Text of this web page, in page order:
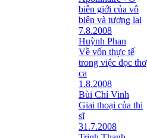
biên giới của vô
biên và tương lai
7.8.2008
Huỳnh Phan
Về vốn thực tế
trong việc đọc thơ
ca
1.8.2008
Bùi Chí Vinh
Giai thoại của thi
sĩ
31.7.2008